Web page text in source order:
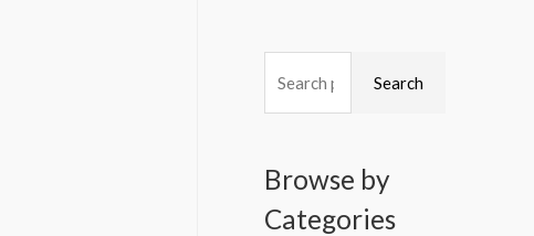
e
f
5
Search
Browse by
Categories